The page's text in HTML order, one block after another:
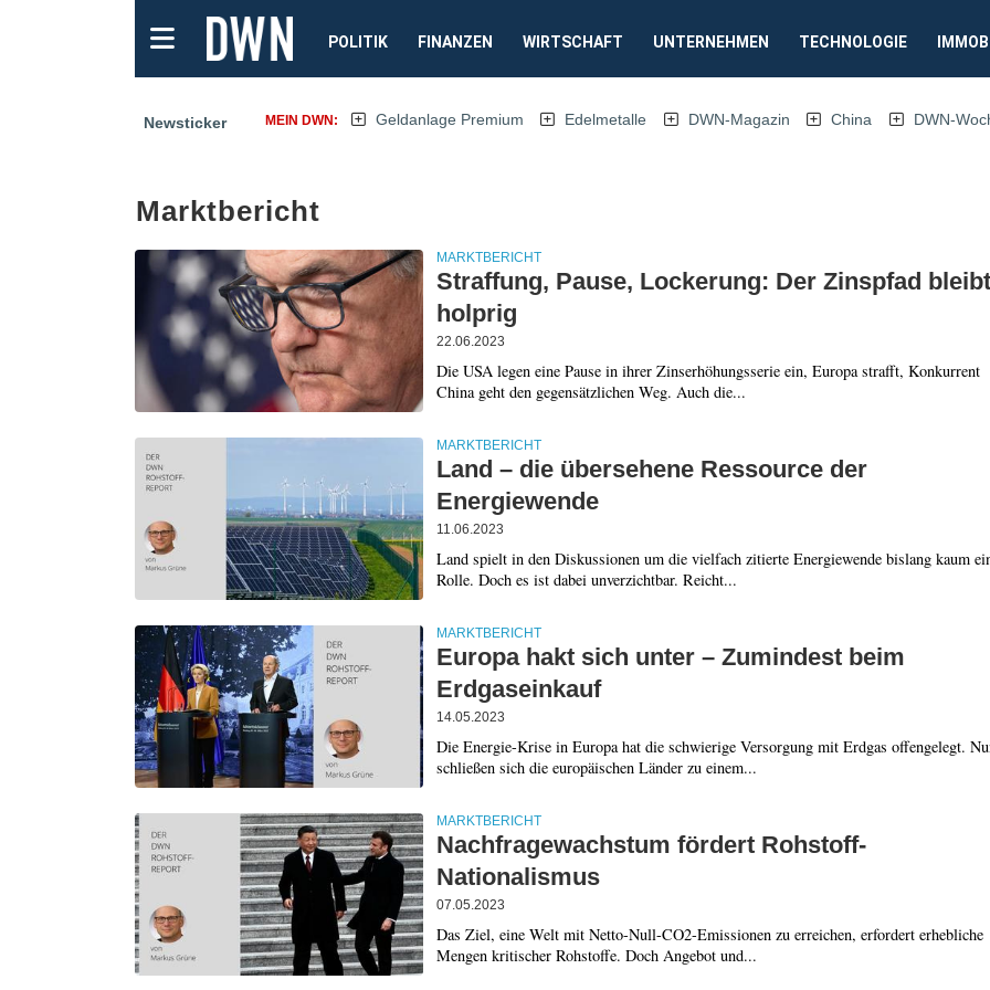
POLITIK FINANZEN WIRTSCHAFT UNTERNEHMEN TECHNOLOGIE
Newsticker MEIN DWN: Geldanlage Premium Edelmetalle DWN-Magazin China DWN-
Marktbericht
MARKTBERICHT
Straffung, Pause, Lockerung: Der Zinspfad bleibt
holprig
22.06.2023
Die USA legen eine Pause in ihrer Zinserhöhungsserie ein, Europa strafft, Konkurrent
China geht den gegensätzlichen Weg. Auch die...
MARKTBERICHT
Land – die übersehene Ressource der
Energiewende
11.06.2023
Land spielt in den Diskussionen um die vielfach zitierte Energiewende bislang kaum
Rolle. Doch es ist dabei unverzichtbar. Reicht...
MARKTBERICHT
Europa hakt sich unter – Zumindest beim
Erdgaseinkauf
14.05.2023
Die Energie-Krise in Europa hat die schwierige Versorgung mit Erdgas offengelegt.
schließen sich die europäischen Länder zu einem...
MARKTBERICHT
Nachfragewachstum fördert Rohstoff-
Nationalismus
07.05.2023
Das Ziel, eine Welt mit Netto-Null-CO2-Emissionen zu erreichen, erfordert erhebliche
Mengen kritischer Rohstoffe. Doch Angebot und...